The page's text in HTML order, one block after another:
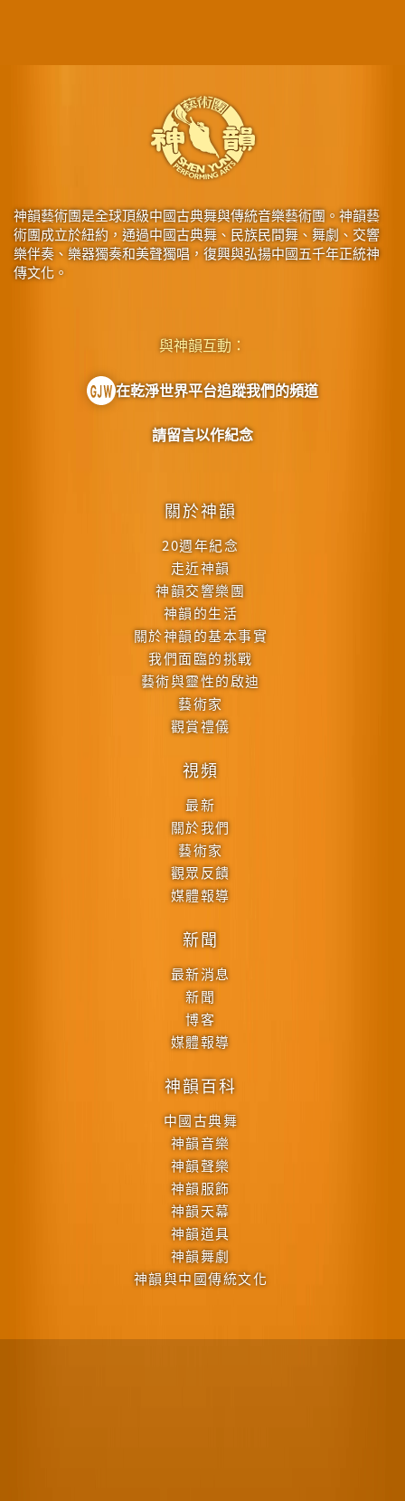
神韻藝術團是全球頂級中國古典舞與傳統音樂藝術團。神韻藝
術團成立於紐約，通過中國古典舞、民族民間舞、舞劇、交響
樂伴奏、樂器獨奏和美聲獨唱，復興與弘揚中國五千年正統神
傳文化。
關於神韻
20週年紀念
走近神韻
神韻交響樂團
神韻的生活
關於神韻的基本事實
我們面臨的挑戰
藝術與靈性的啟迪
藝術家
觀賞禮儀
視頻
最新
關於我們
藝術家
觀眾反饋
媒體報導
新聞
最新消息
新聞
博客
媒體報導
神韻百科
中國古典舞
神韻音樂
神韻聲樂
神韻服飾
神韻天幕
神韻道具
神韻舞劇
神韻與中國傳統文化
與神韻互動：
在乾淨世界平台追蹤我們的頻道
請留言以作紀念